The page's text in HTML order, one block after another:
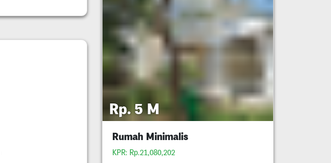
Rp. 5 M
Rumah Minimalis
KPR: Rp.21,080,202